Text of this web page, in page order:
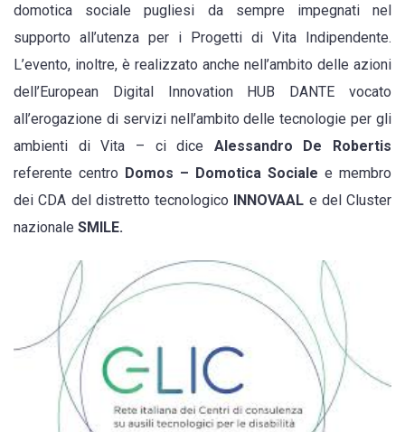
domotica sociale pugliesi da sempre impegnati nel
supporto all’utenza per i Progetti di Vita Indipendente.
L’evento, inoltre, è realizzato anche nell’ambito delle azioni
dell’European Digital Innovation HUB DANTE vocato
all’erogazione di servizi nell’ambito delle tecnologie per gli
ambienti di Vita – ci dice Alessandro De Robertis
referente centro Domos – Domotica Sociale e membro
dei CDA del distretto tecnologico
INNOVAAL e del Cluster
nazionale SMILE.